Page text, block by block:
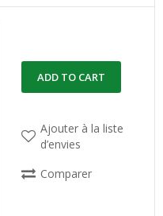
ADD TO CART
Ajouter à la liste
d’envies
Comparer